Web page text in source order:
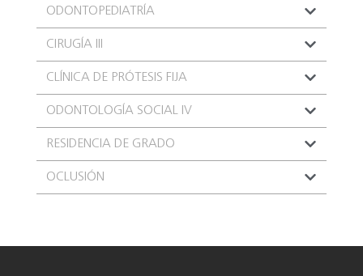
ODONTOPEDIATRÍA
CIRUGÍA III
CLÍNICA DE PRÓTESIS FIJA
ODONTOLOGÍA SOCIAL IV
RESIDENCIA DE GRADO
OCLUSIÓN